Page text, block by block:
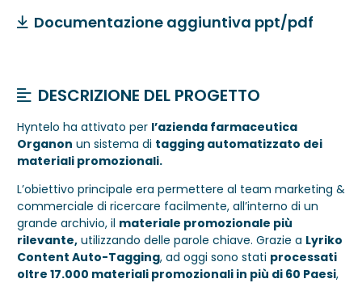
Documentazione aggiuntiva ppt/pdf
DESCRIZIONE DEL PROGETTO
Hyntelo ha attivato per l’azienda farmaceutica
Organon un sistema di tagging automatizzato dei
materiali promozionali.
L’obiettivo principale era permettere al team marketing &
commerciale di ricercare facilmente, all’interno di un
grande archivio, il materiale promozionale più
rilevante, utilizzando delle parole chiave. Grazie a Lyriko
Content Auto-Tagging, ad oggi sono stati processati
oltre 17.000 materiali promozionali in più di 60 Paesi,